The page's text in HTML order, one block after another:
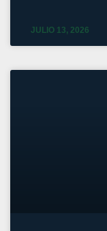
JULIO 13, 2026